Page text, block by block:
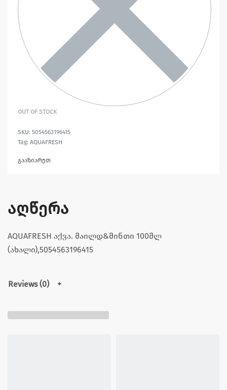
OUT OF STOCK
5054563196415
Tag: AQUAFRESH
გააზიარეთ
აღწერა
AQUAFRESH აქვა. მაილდ&მინთი 100მლ
(ახალი),5054563196415
Reviews (0)